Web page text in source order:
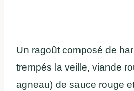
Un ragoût composé de
trempés la veille, viande
agneau) de sauce rouge